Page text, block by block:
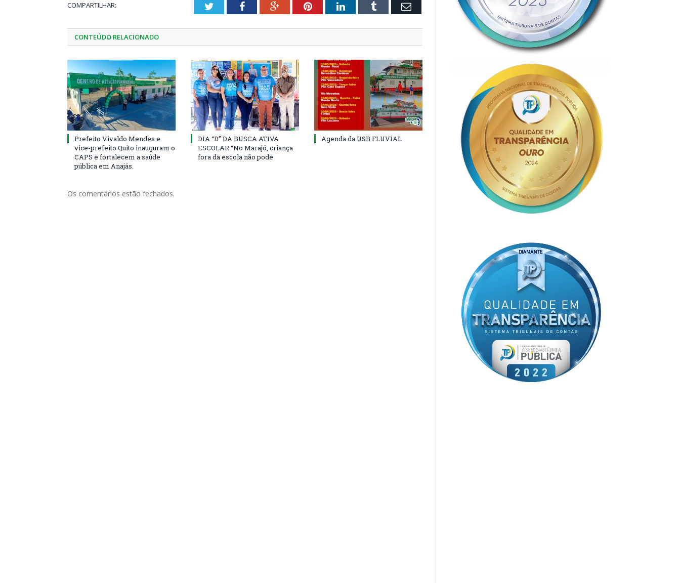
COMPARTILHAR: TwitterFacebookGoogle+PinterestLinkedInTumblr Email
CONTEÚDO RELACIONADO
Prefeito Vivaldo Mendes e
vice-prefeito Quito inauguram o
CAPS e fortalecem a saúde
pública em Anajás.
DIA “D” DA BUSCA ATIVA
ESCOLAR “No Marajó, criança
fora da escola não pode
Agenda da USB FLUVIAL
Os comentários estão fechados.